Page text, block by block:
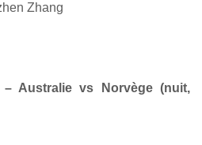
Zhang
Australie vs Norvège (nuit,